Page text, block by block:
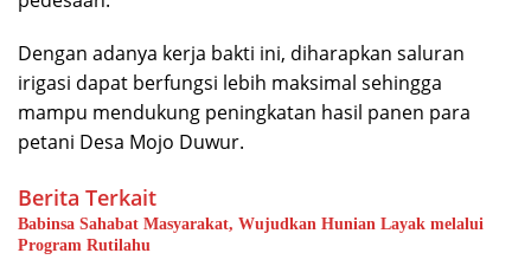
Dengan adanya kerja bakti ini, diharapkan saluran
irigasi dapat berfungsi lebih maksimal sehingga
mampu mendukung peningkatan hasil panen para
petani Desa Mojo Duwur.
Berita Terkait
Babinsa Sahabat Masyarakat, Wujudkan Hunian Layak melalui
Program Rutilahu